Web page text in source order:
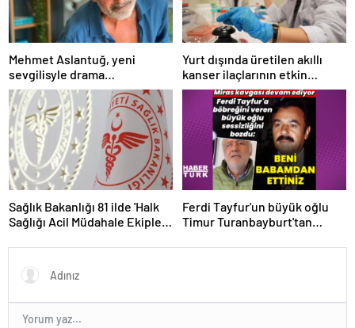
Mehmet Aslantuğ, yeni
sevgilisyle drama
çalışmalarında tanıştı –
Magazin haberleri
Yurt dışında üretilen akıllı
kanser ilaçlarının etkin
maddesi yerli imkanlarla
geliştirildi | Sağlık Haberleri
Sağlık Bakanlığı 81 ilde 'Halk
Sağlığı Acil Müdahale Ekipleri'
Ferdi Tayfur'un büyük oğlu
Timur Turanbayburt'tan